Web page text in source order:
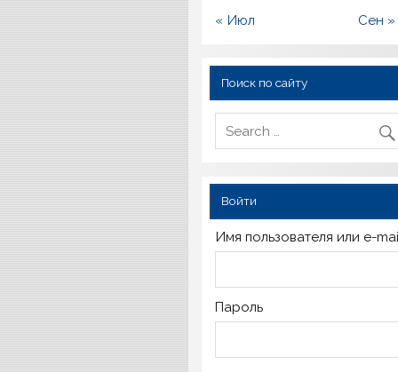
« Июл Сен »
Поиск по сайту
Войти
Имя пользователя или e-
Пароль